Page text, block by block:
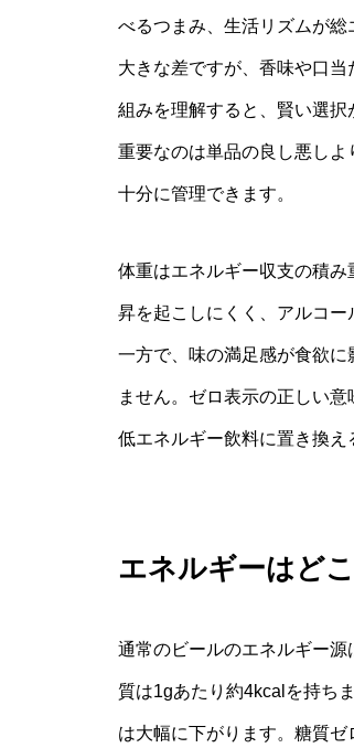
べるつまみ、生活リズムが
大きな差ですが、香味や口
組みを理解すると、賢い選択
重要なのは単品の良し悪し
十分に管理できます。
体重はエネルギー収支の積
昇を起こしにくく、アルコー
一方で、味の満足感が食欲
ません。ゼロ表示の正しい
低エネルギー飲料に置き換え
エネルギーはど
通常のビールのエネルギー
質は1gあたり約4kcalを持ち
は大幅に下がります。糖質